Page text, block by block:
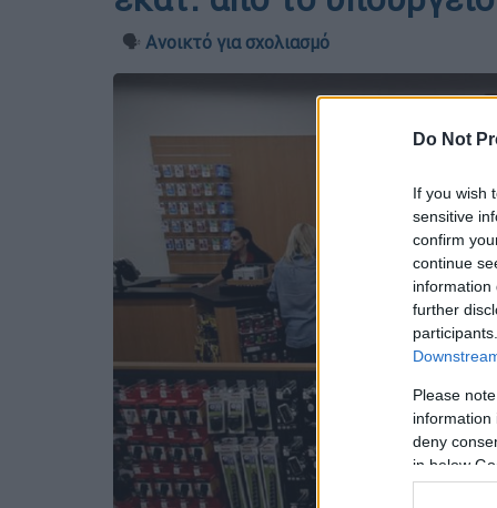
Do Not
If you wish
sensitive
confirm
continue
information
further
Please
information
deny
in below
🗣️ Ανοικτό για σχολιασμό